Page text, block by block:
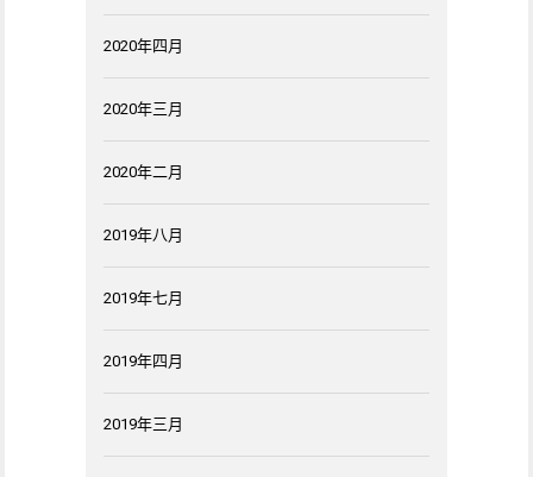
2020年四月
2020年三月
2020年二月
2019年八月
2019年七月
2019年四月
2019年三月